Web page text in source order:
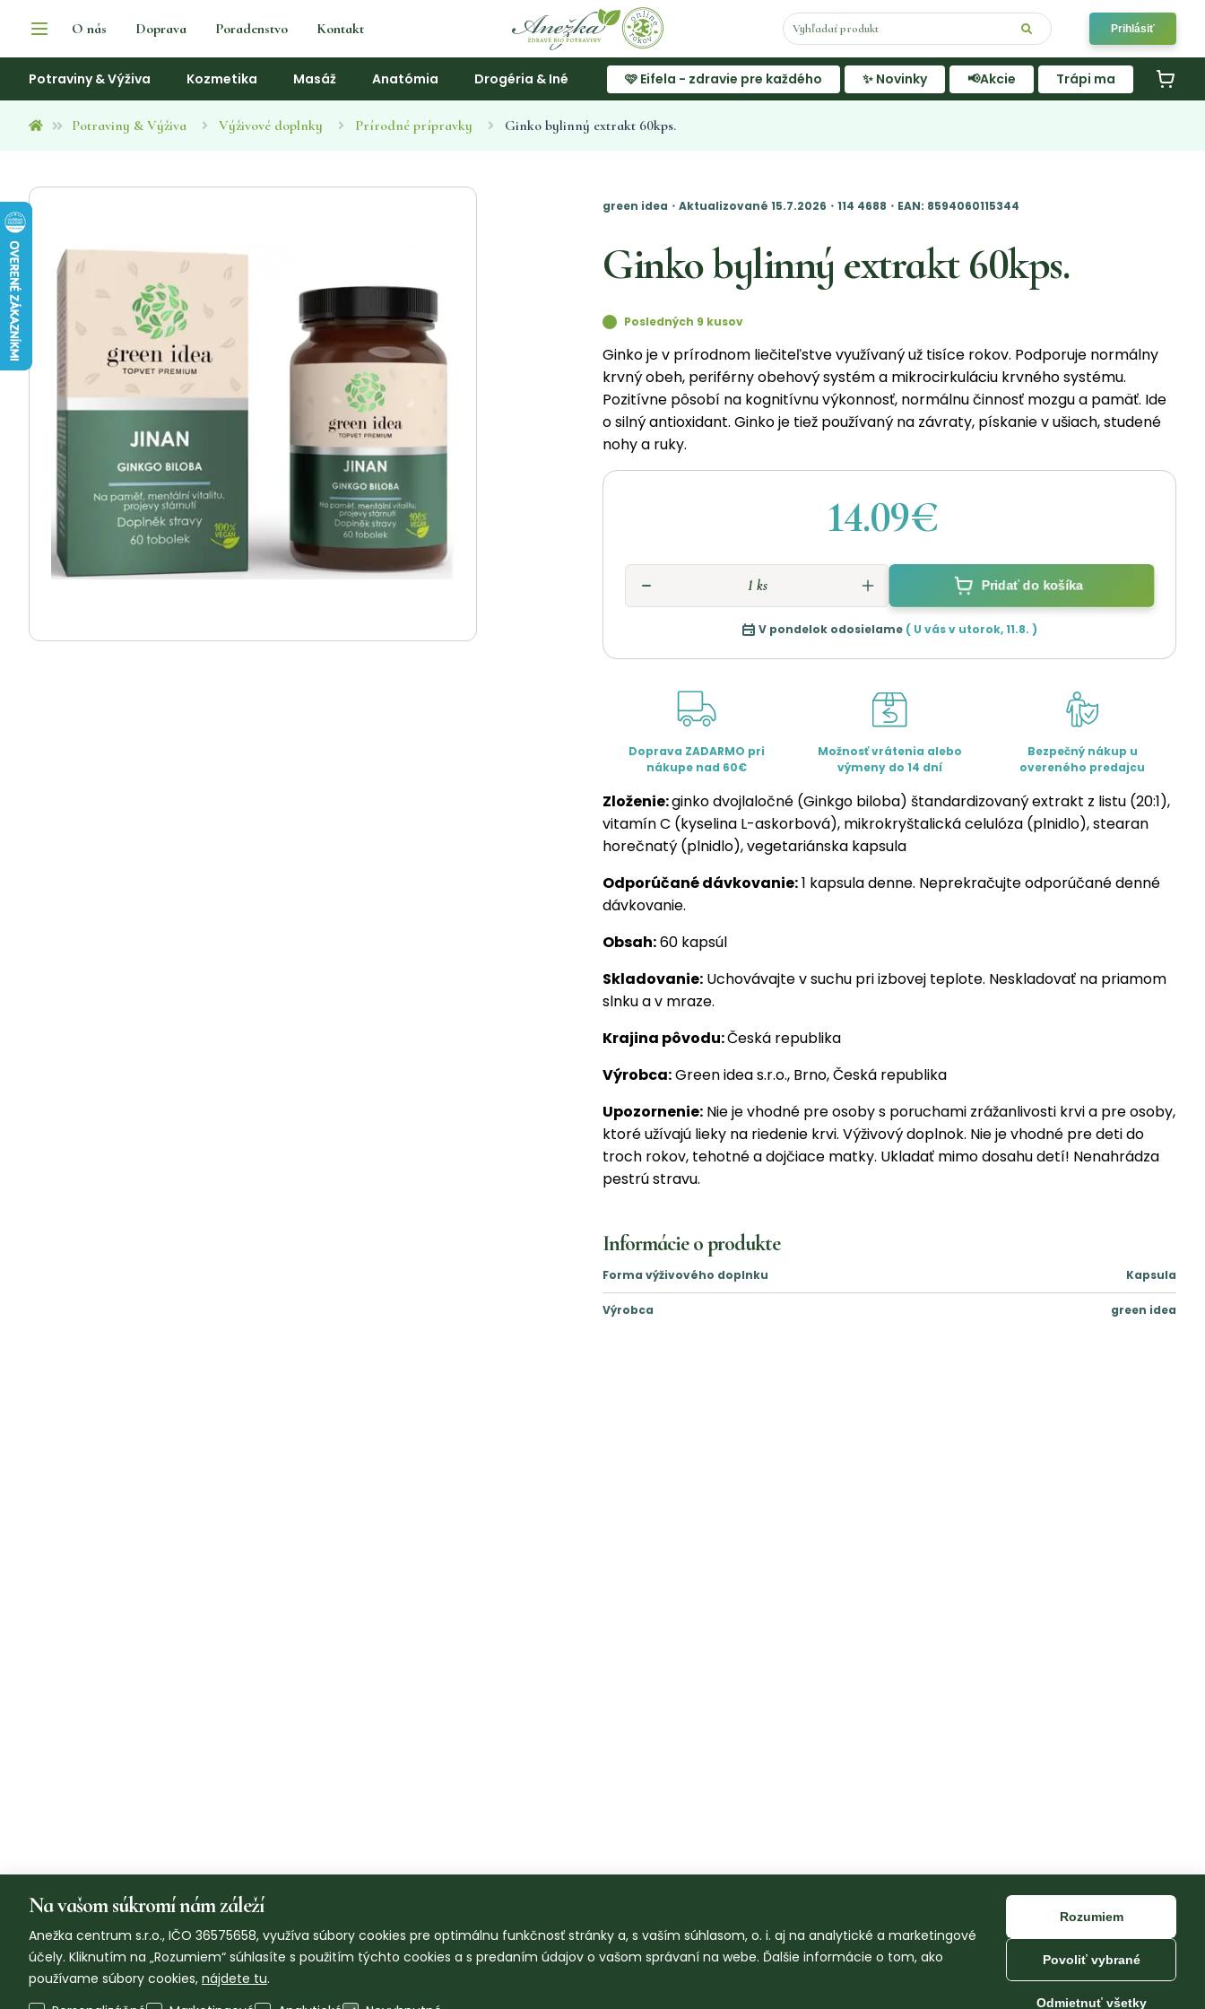
O nás Doprava Poradenstvo Kontakt Prihlásiť
Potraviny & Výživa Kozmetika Masáž Anatómia Drogéria & Iné 🩷 Eifela - zdravie pre každého ✨ Novinky 📢Akcie Trápi ma
Potraviny & Výživa Výživové doplnky Prírodné prípravky Ginko bylinný extrakt 60kps.
green idea・Aktualizované 15.7.2026・114 4688・EAN: 8594060115344
Ginko bylinný extrakt 60kps.
Posledných 9 kusov
Ginko je v prírodnom liečiteľstve využívaný už tisíce rokov. Podporuje normálny
krvný obeh, periférny obehový systém a mikrocirkuláciu krvného systému.
Pozitívne pôsobí na kognitívnu výkonnosť, normálnu činnosť mozgu a pamäť. Ide
o silný antioxidant. Ginko je tiež používaný na závraty, pískanie v ušiach, studené
nohy a ruky.
14.09€
Pridať do košíka
V pondelok odosielame ( U vás v utorok,11.8. )
Doprava ZADARMO pri
nákupe nad 60€
Možnosť vrátenia alebo
výmeny do 14 dní
Bezpečný nákup u
overeného predajcu
Zloženie:ginko dvojlaločné (Ginkgo biloba) štandardizovaný extrakt z listu (20:1),
vitamín C (kyselina L-askorbová), mikrokryštalická celulóza (plnidlo), stearan
horečnatý (plnidlo), vegetariánska kapsula
Odporúčané dávkovanie:1 kapsula denne. Neprekračujte odporúčané denné
dávkovanie.
Obsah:60 kapsúl
Skladovanie: Uchovávajte v suchu pri izbovej teplote. Neskladovať na priamom
slnku a v mraze.
Krajina pôvodu:Česká republika
Výrobca:Green idea s.r.o., Brno, Česká republika
Upozornenie: Nie je vhodné pre osoby s poruchami zrážanlivosti krvi a pre osoby,
ktoré užívajú lieky na riedenie krvi. Výživový doplnok. Nie je vhodné pre deti do
troch rokov, tehotné a dojčiace matky. Ukladať mimo dosahu detí! Nenahrádza
pestrú stravu.
Informácie o produkte
Forma výživového doplnku Kapsula
Výrobca green idea
Na vašom súkromí nám záleží
Anežka centrum s.r.o., IČO 36575658, využíva súbory cookies pre optimálnu funkčnosť stránky a, s vaším súhlasom, o. i. aj na analytické a marketingové
účely. Kliknutím na „Rozumiem“ súhlasíte s použitím týchto cookies a s predaním údajov o vašom správaní na webe. Ďalšie informácie o tom, ako
používame súbory cookies, nájdete tu.
Rozumiem
Povoliť vybrané
Odmietnuť všetky